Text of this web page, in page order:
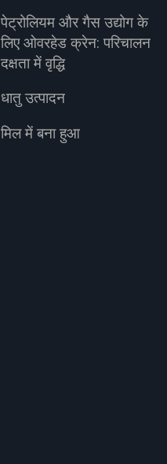
पेट्रोलियम और गैस उद्योग के
लिए ओवरहेड क्रेन: परिचालन
दक्षता में वृद्धि
धातु उत्पादन
मिल में बना हुआ